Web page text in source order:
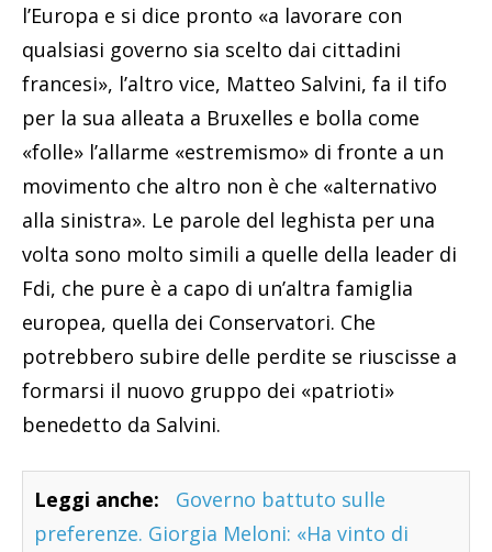
l’Europa e si dice pronto «a lavorare con
qualsiasi governo sia scelto dai cittadini
francesi», l’altro vice, Matteo Salvini, fa il tifo
per la sua alleata a Bruxelles e bolla come
«folle» l’allarme «estremismo» di fronte a un
movimento che altro non è che «alternativo
alla sinistra». Le parole del leghista per una
volta sono molto simili a quelle della leader di
Fdi, che pure è a capo di un’altra famiglia
europea, quella dei Conservatori. Che
potrebbero subire delle perdite se riuscisse a
formarsi il nuovo gruppo dei «patrioti»
benedetto da Salvini.
Leggi anche:
Governo battuto sulle
preferenze. Giorgia Meloni: «Ha vinto di